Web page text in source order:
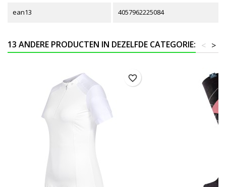
ean13 4057962225084
13 ANDERE PRODUCTEN IN DEZELFDE CATEGORIE: >
<
favorite_border